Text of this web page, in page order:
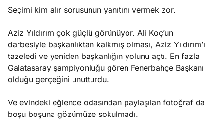
Seçimi kim alır sorusunun yanıtını vermek zor.
Aziz Yıldırım çok güçlü görünüyor. Ali Koç’un
darbesiyle başkanlıktan kalkmış olması, Aziz Yıldırım’ı
tazeledi ve yeniden başkanlığın yolunu açtı. En fazla
Galatasaray şampiyonluğu gören Fenerbahçe Başkanı
olduğu gerçeğini unutturdu.
Ve evindeki eğlence odasından paylaşılan fotoğraf da
boşu boşuna gözümüze sokulmadı.